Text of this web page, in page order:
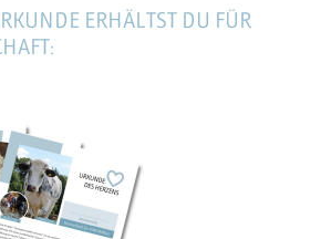
ERHÄLTST DU FÜR